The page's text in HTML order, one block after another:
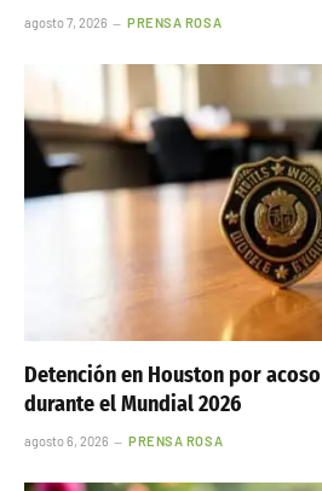
agosto 7, 2026 PRENSA ROSA
Detención en Houston por
durante el Mundial 2026
agosto 6, 2026 PRENSA ROSA